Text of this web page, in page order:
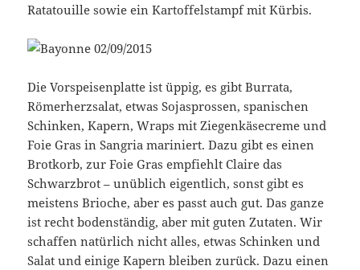
Ratatouille sowie ein Kartoffelstampf mit Kürbis.
Die Vorspeisenplatte ist üppig, es gibt Burrata,
Römerherzsalat, etwas Sojasprossen, spanischen
Schinken, Kapern, Wraps mit Ziegenkäsecreme und
Foie Gras in Sangria mariniert. Dazu gibt es einen
Brotkorb, zur Foie Gras empfiehlt Claire das
Schwarzbrot – unüblich eigentlich, sonst gibt es
meistens Brioche, aber es passt auch gut. Das ganze
ist recht bodenständig, aber mit guten Zutaten. Wir
schaffen natürlich nicht alles, etwas Schinken und
Salat und einige Kapern bleiben zurück. Dazu einen